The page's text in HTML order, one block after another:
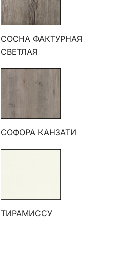
СОСНА ФАКТУРНАЯ
СВЕТЛАЯ
СОФОРА КАНЗАТИ
ТИРАМИССУ